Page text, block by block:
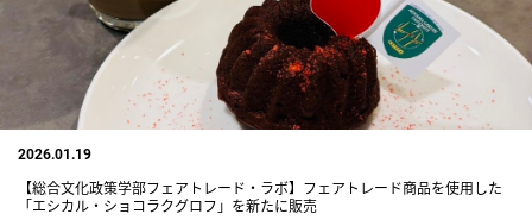
2026.01.19
【総合文化政策学部フェアトレード・ラボ】フェアトレード商品を使用した
「エシカル・ショコラクグロフ」を新たに販売